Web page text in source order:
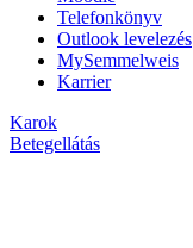
Telefonkönyv
Outlook levelezés
MySemmelweis
Karrier
Karok
Betegellátás